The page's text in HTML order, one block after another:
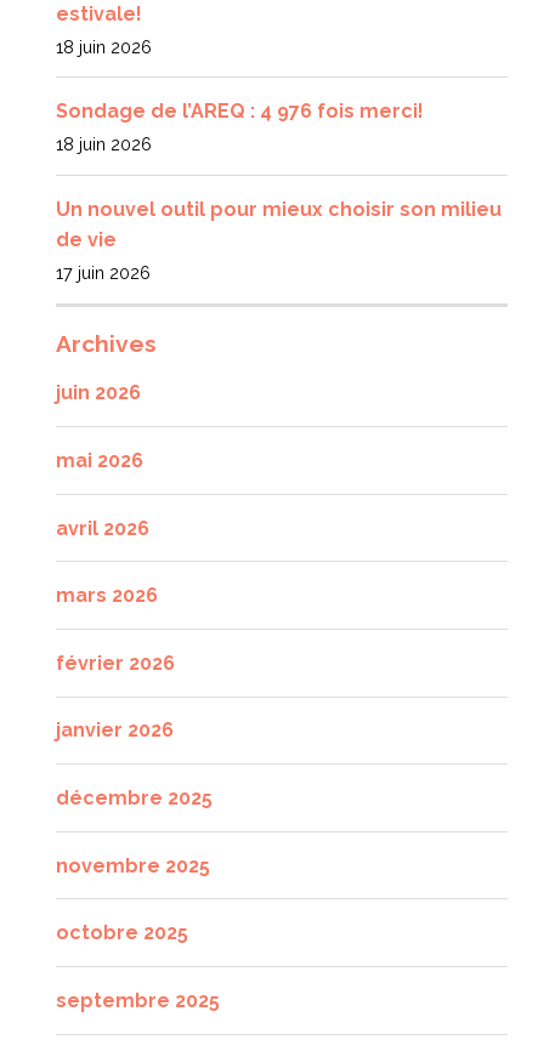
estivale!
18 juin 2026
Sondage de l’AREQ : 4 976 fois merci!
18 juin 2026
Un nouvel outil pour mieux choisir son milieu
de vie
17 juin 2026
Archives
juin 2026
mai 2026
avril 2026
mars 2026
février 2026
janvier 2026
décembre 2025
novembre 2025
octobre 2025
septembre 2025